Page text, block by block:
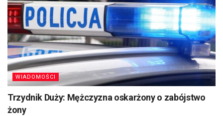
WIADOMOŚCI
Trzydnik Duży: Mężczyzna oskarżony o zabójstwo
żony